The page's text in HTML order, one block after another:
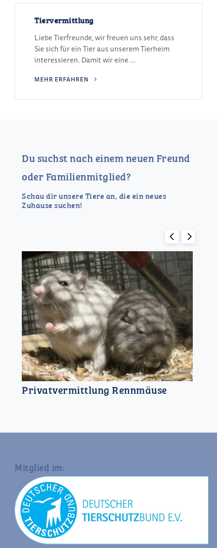
Tiervermittlung
Liebe Tierfreunde, wir freuen uns sehr, dass
Sie sich für ein Tier aus unserem Tierheim
interessieren. Damit wir eine ...
MEHR ERFAHREN
Du suchst nach einem neuen Freund
oder Familienmitglied?
Schau dir unsere Tiere an, die ein neues
Zuhause suchen!
Privatvermittlung Rennmäuse
Mitglied im: